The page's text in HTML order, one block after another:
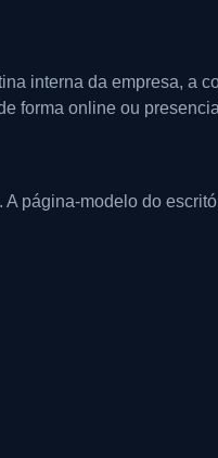
interna da empresa, a
forma online ou
página-modelo do